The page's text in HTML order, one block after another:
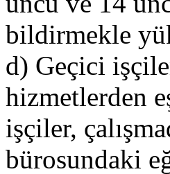
bildirmekle
d) Geçici
hizmetlerden
işçiler,
bürosundaki